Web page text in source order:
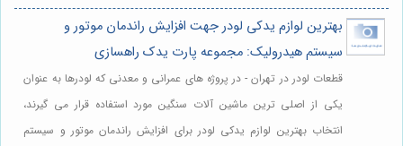
بهترین لوازم یدکی لودر جهت افزایش راندمان موتور و
سیستم هیدرولیک: مجموعه پارت یدک راهسازی
قطعات لودر در تهران - در پروژه های عمرانی و معدنی که لودرها به عنوان
یکی از اصلی ترین ماشین آلات سنگین مورد استفاده قرار می گیرند،
انتخاب بهترین لوازم یدکی لودر برای افزایش راندمان موتور و سیستم